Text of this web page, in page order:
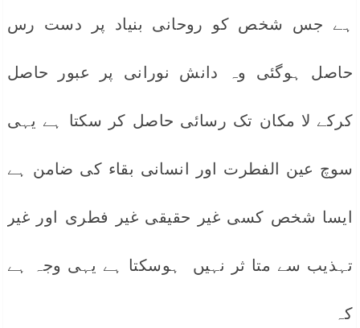
ہے جس شخص کو روحانی بنیاد پر دست رس
حاصل ہوگئی وہ دانش نورانی پر عبور حاصل
کرکے لا مکان تک رسائی حاصل کر سکتا ہے یہی
سوچ عین الفطرت اور انسانی بقاء کی ضامن ہے
ایسا شخص کسی غیر حقیقی غیر فطری اور غیر
تہذیب سے متا ثر نہیں ہوسکتا ہے یہی وجہ ہے
کہ